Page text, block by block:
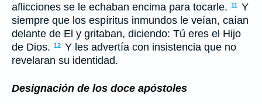
aflicciones se le echaban encima para tocarle. 11 Y
siempre que los espíritus inmundos le veían, caían
delante de El y gritaban, diciendo: Tú eres el Hijo
de Dios. 12 Y les advertía con insistencia que no
revelaran su identidad.
Designación de los doce apóstoles